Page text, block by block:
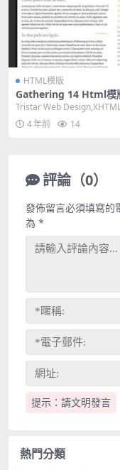
HTML模版
Gathering 14 Html模
Tristar Web
ict,Fixe...
4 年前 14
評論（0）
提示：請文明發言
發佈留言必須填寫的
為 *
熱門分類